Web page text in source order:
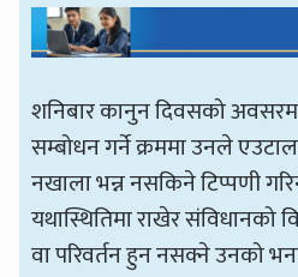
शनिबार कानुन दिवसको
सम्बोधन गर्ने क्रममा उनले
नखाला भन्न नसकिने टिप्पणी
यथास्थितिमा राखेर संविधानको
वा परिवर्तन हुन नसक्ने उनको